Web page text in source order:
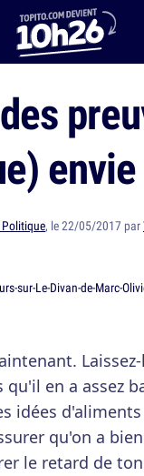
des
, le 22/05/2017 par
qu'il en a assez
idées
qu'on a
le retard de